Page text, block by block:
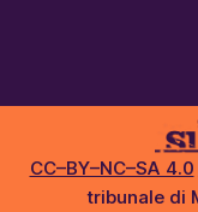
CC–BY–NC–SA 4.0
tribunale di